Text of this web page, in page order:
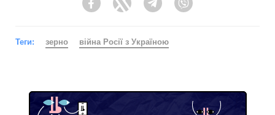
FacebookTwitter Telegram
Теги: зерно війна Росії з Україною